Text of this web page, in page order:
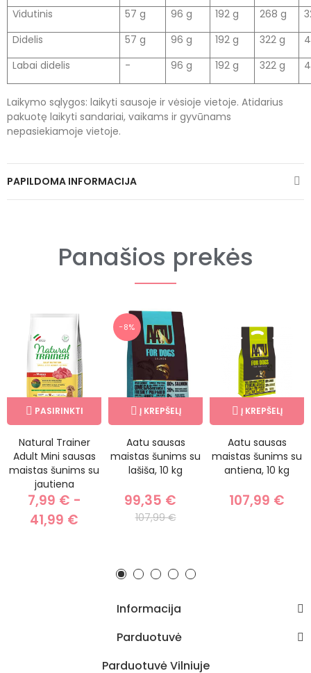
Vidutinis 57 g 96 g 192 g 268 g
Didelis
57 g 96 g 192 g 322 g
Labai didelis
- 96 g 192 g 322 g
Laikymo sąlygos: laikyti sausoje ir vėsioje vietoje. Atidarius
pakuotę laikyti sandariai, vaikams ir gyvūnams
nepasiekiamoje vietoje.
PAPILDOMA INFORMACIJA
Panašios prekės
PASIRINKTI
Natural Trainer
Adult Mini sausas
maistas šunims su
jautiena
7,99 € -
41,99 €
−8%
Į KREPŠELĮ
Aatu sausas
maistas šunims su
lašiša, 10 kg
99,35 €
107,99 €
Į KREPŠELĮ
Aatu sausas
maistas šunims su
antiena, 10 kg
107,99 €
Informacija
Parduotuvė
Parduotuvė Vilniuje